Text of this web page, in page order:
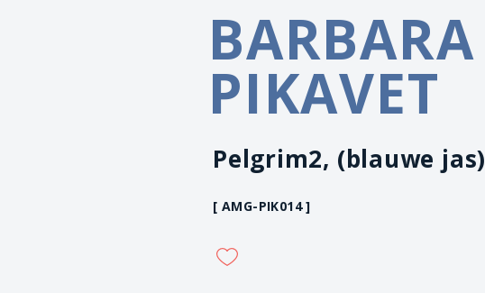
BARBARA
PIKAVET
Pelgrim2, (blauwe jas)
[ AMG-PIK014 ]